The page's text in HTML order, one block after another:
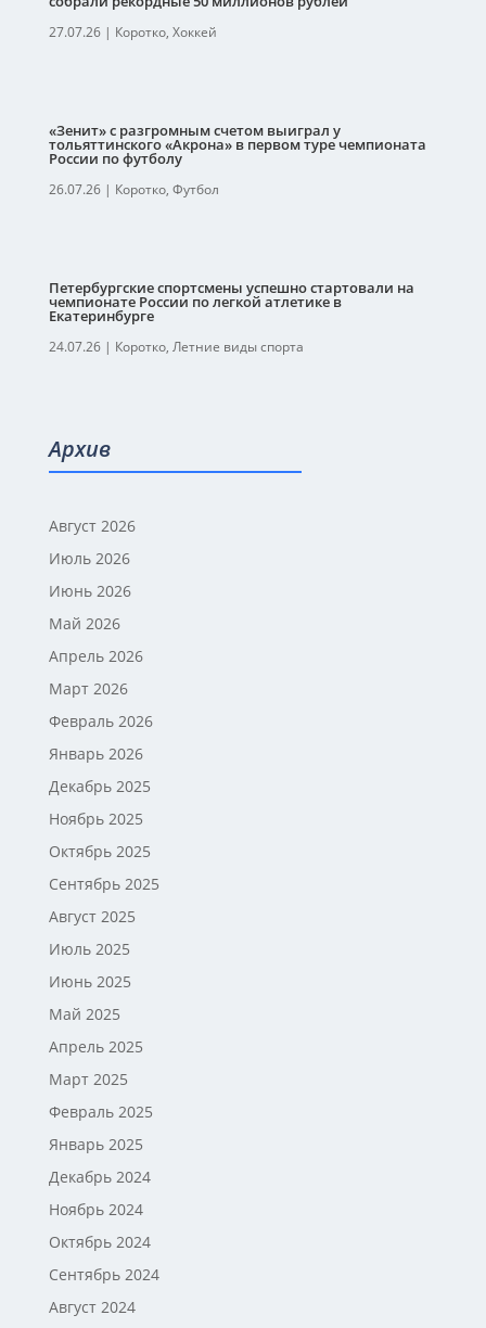
27.07.26| Коротко, Хоккей
«Зенит» с разгромным счетом выиграл у
тольяттинского «Акрона» в первом туре чемпионата
России по футболу
26.07.26| Коротко, Футбол
Петербургские спортсмены успешно стартовали на
чемпионате России по легкой атлетике в
Екатеринбурге
24.07.26| Коротко, Летние виды спорта
Архив
Август 2026
Июль 2026
Июнь 2026
Май 2026
Апрель 2026
Март 2026
Февраль 2026
Январь 2026
Декабрь 2025
Ноябрь 2025
Октябрь 2025
Сентябрь 2025
Август 2025
Июль 2025
Июнь 2025
Май 2025
Апрель 2025
Март 2025
Февраль 2025
Январь 2025
Декабрь 2024
Ноябрь 2024
Октябрь 2024
Сентябрь 2024
Август 2024